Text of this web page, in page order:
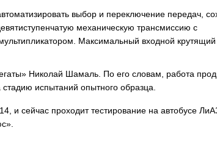
выбор и переключение передач,
механическую трансмиссию с
Максимальный входной
Николай Шамаль. По его словам, работа
испытаний опытного образца.
и сейчас проходит тестирование на автобусе